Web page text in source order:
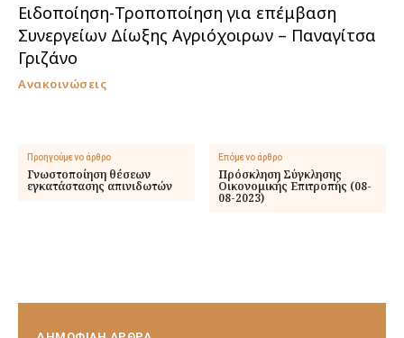
Ειδοποίηση-Τροποποίηση για επέμβαση
Συνεργείων Δίωξης Αγριόχοιρων – Παναγίτσα
Γριζάνο
Ανακοινώσεις
Προηγούμενο άρθρο
Γνωστοποίηση θέσεων
εγκατάστασης απινιδωτών
Επόμενο άρθρο
Πρόσκληση Σύγκλησης
Οικονομικής Επιτροπής (08-
08-2023)